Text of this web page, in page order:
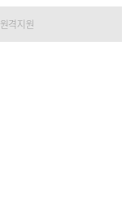
원격지원